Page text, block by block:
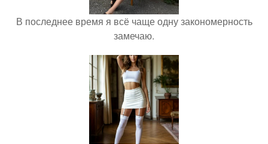
В последнее время я всё чаще одну закономерность
замечаю.